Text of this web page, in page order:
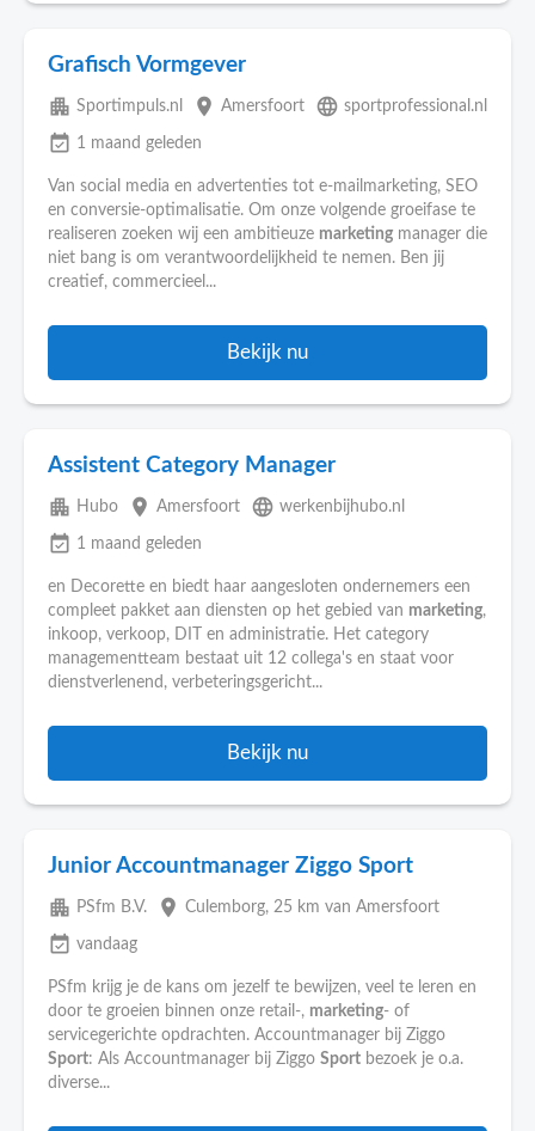
Grafisch Vormgever
apartment Sportimpuls.nl place Amersfoort language sportprofessional.nl
event_available 1 maand geleden
Van social media en advertenties tot e-mailmarketing, SEO
en conversie-optimalisatie. Om onze volgende groeifase te
realiseren zoeken wij een ambitieuze marketing manager die
niet bang is om verantwoordelijkheid te nemen. Ben jij
creatief, commercieel...
Bekijk nu
Assistent Category Manager
apartment Hubo place Amersfoort language werkenbijhubo.nl
event_available 1 maand geleden
en Decorette en biedt haar aangesloten ondernemers een
compleet pakket aan diensten op het gebied van marketing,
inkoop, verkoop, DIT en administratie. Het category
managementteam bestaat uit 12 collega's en staat voor
dienstverlenend, verbeteringsgericht...
Bekijk nu
Junior Accountmanager Ziggo Sport
apartment PSfm B.V. place Culemborg, 25 km van Amersfoort
event_available vandaag
PSfm krijg je de kans om jezelf te bewijzen, veel te leren en
door te groeien binnen onze retail-, marketing- of
servicegerichte opdrachten. Accountmanager bij Ziggo
Sport: Als Accountmanager bij Ziggo Sport bezoek je o.a.
diverse...